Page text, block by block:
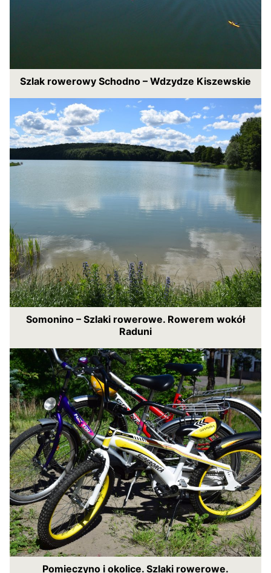
Szlak rowerowy Schodno – Wdzydze Kiszewskie
Somonino – Szlaki rowerowe. Rowerem wokół
Raduni
Pomieczyno i okolice. Szlaki rowerowe.